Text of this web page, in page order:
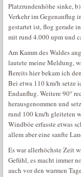
Platzrundenhöhe sinke,
Verkehr im Gegenanflug
gestartet ist, flog gerade
mit rund 4.000 upm und
Am Kamm des Waldes
lautete meine Meldung,
Bereits hier bekam ich
Bei etwa 110 km/h setze
Endanflug. Weitere 90°
herausgenommen und
rund 100 km/h gleiteten
Windböe erfasste etwas
allem aber eine sanfte
Es war allerhöchste Zeit
Gefühl, es macht immer
auch vor den warmen